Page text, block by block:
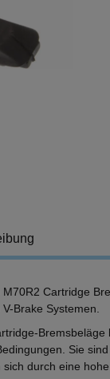
M70R2 Cartridge
Brake Systemen.
Sie
sich durch eine